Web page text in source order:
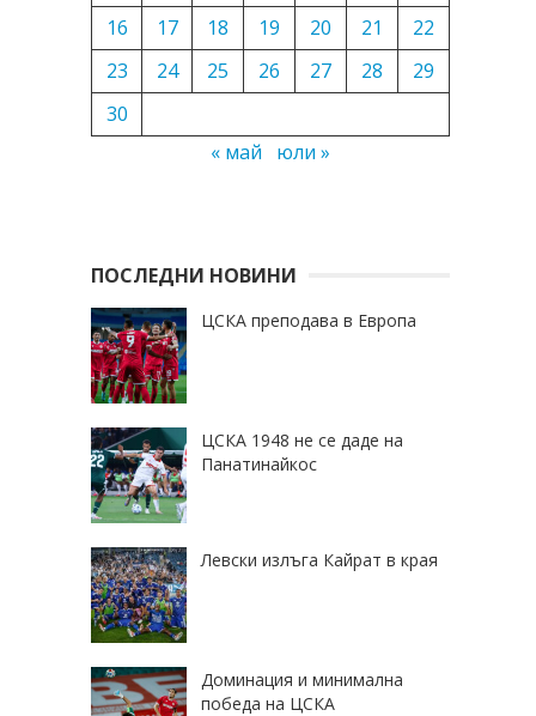
16
17 18 19 20 21
22
23
24 25 26 27 28
29
30
« май
юли »
ПОСЛЕДНИ НОВИНИ
ЦСКА преподава в Европа
ЦСКА 1948 не се даде на
Панатинайкос
Левски излъга Кайрат в края
Доминация и минимална
победа на ЦСКА